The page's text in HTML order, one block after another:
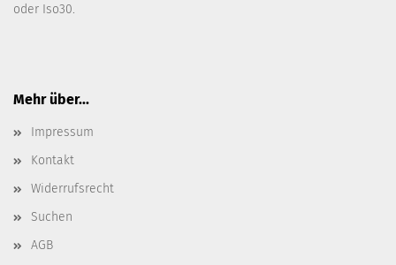
oder Iso30.
Mehr über...
Impressum
Kontakt
Widerrufsrecht
Suchen
AGB